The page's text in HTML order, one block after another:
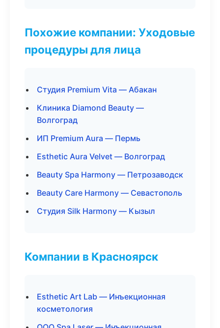
Похожие компании: Уходовые
процедуры для лица
Студия Premium Vita — Абакан
Клиника Diamond Beauty —
Волгоград
ИП Premium Aura — Пермь
Esthetic Aura Velvet — Волгоград
Beauty Spa Harmony — Петрозаводск
Beauty Care Harmony — Севастополь
Студия Silk Harmony — Кызыл
Компании в Красноярск
Esthetic Art Lab — Инъекционная
косметология